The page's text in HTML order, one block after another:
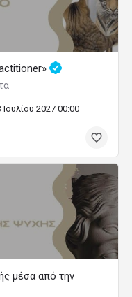
2027 00:00
μέσα από την